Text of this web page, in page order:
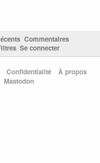
Commentaires
Se connecter
Confidentialité
À propos
Mastodon